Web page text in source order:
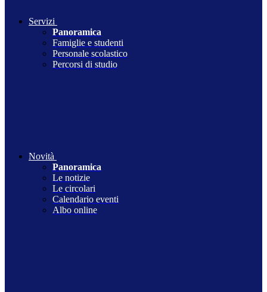
Servizi
Panoramica
Famiglie e studenti
Personale scolastico
Percorsi di studio
Novità
Panoramica
Le notizie
Le circolari
Calendario eventi
Albo online